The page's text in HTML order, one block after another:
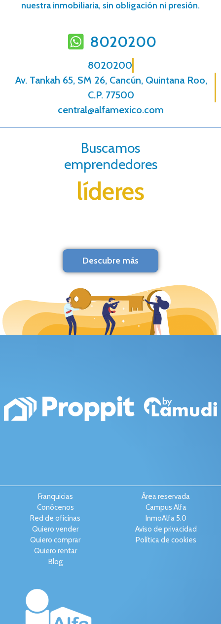
nuestra inmobiliaria, sin obligación ni presión.
8020200
8020200
Av. Tankah 65, SM 26, Cancún, Quintana Roo,
C.P. 77500
central@alfamexico.com
Buscamos
emprendedores
líderes
Descubre más
Franquicias
Conócenos
Red de oficinas
Quiero vender
Quiero comprar
Quiero rentar
Blog
Área reservada
Campus Alfa
InmoAlfa 5.0
Aviso de privacidad
Política de cookies